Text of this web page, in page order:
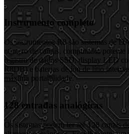
Instrumento completo
Os instrumentos R8 são sistemas de
número de canais, computador
registro de dados SSD, display LED
R8DB) e baterias de íon de lítio
máxima portabilidade.
128 entradas analógicas
Os sistemas podem ter até 128 canais